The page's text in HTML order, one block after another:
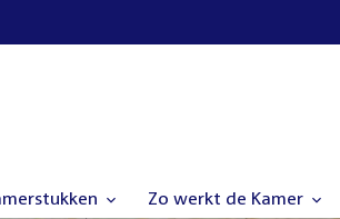
Zo werkt de Kamer